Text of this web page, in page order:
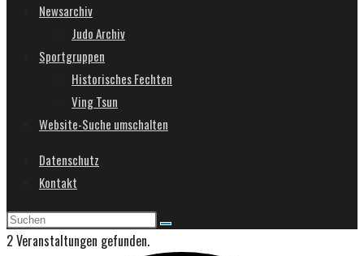
Newsarchiv
Judo Archiv
Sportgruppen
Historisches Fechten
Ving Tsun
Website-Suche umschalten
Datenschutz
Kontakt
2 Veranstaltungen gefunden.